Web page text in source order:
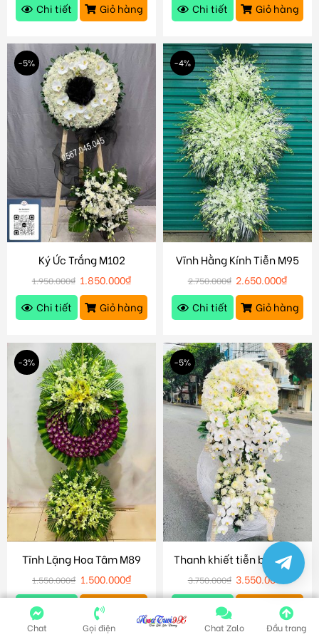
Chi tiết
Giỏ hàng
Chi tiết
Giỏ hàng
-5%
Ký Ức Trắng M102
1.950.000₫ 1.850.000₫
Chi tiết
Giỏ hàng
-4%
Vĩnh Hằng Kính Tiễn M95
2.750.000₫ 2.650.000₫
Chi tiết
Giỏ hàng
-3%
Tĩnh Lặng Hoa Tâm M89
1.550.000₫ 1.500.000₫
Chi tiết
Giỏ hàng
-5%
Thanh khiết tiễn biệt M86
3.750.000₫ 3.550.000
Chi tiết
Giỏ hàng
Chat Gọi điện Chat Zalo Đầu trang